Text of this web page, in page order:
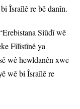
Îsraîlê re bê danîn.
Siûdî wê
Fîlîstînê ya
wê hewldanên xwe
wê bi Îsraîlê re